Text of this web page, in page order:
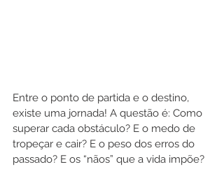
Entre o ponto de partida e o destino,
existe uma jornada! A questão é: Como
superar cada obstáculo? E o medo de
tropeçar e cair? E o peso dos erros do
passado? E os “nãos” que a vida impõe?